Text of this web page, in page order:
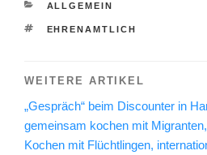
KATEGORIEN
ALLGEMEIN
SCHLAGWÖRTER
EHRENAMTLICH
WEITERE ARTIKEL
„Gespräch“ beim Discounter in
gemeinsam kochen mit
Kochen mit Flüchtlingen,